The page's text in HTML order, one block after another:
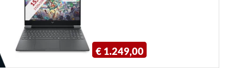
€ 1.249,00